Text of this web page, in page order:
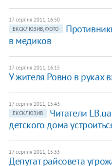
17 серпня 2011, 16:50
ЕКСКЛЮЗИВ, ФОТО
в медиков
17 серпня 2011, 16:15
У жителя Ровно в руках
17 серпня 2011, 15:43
ЕКСКЛЮЗИВ
Читатели
детского дома
17 серпня 2011, 15:33
Депутат райсовета